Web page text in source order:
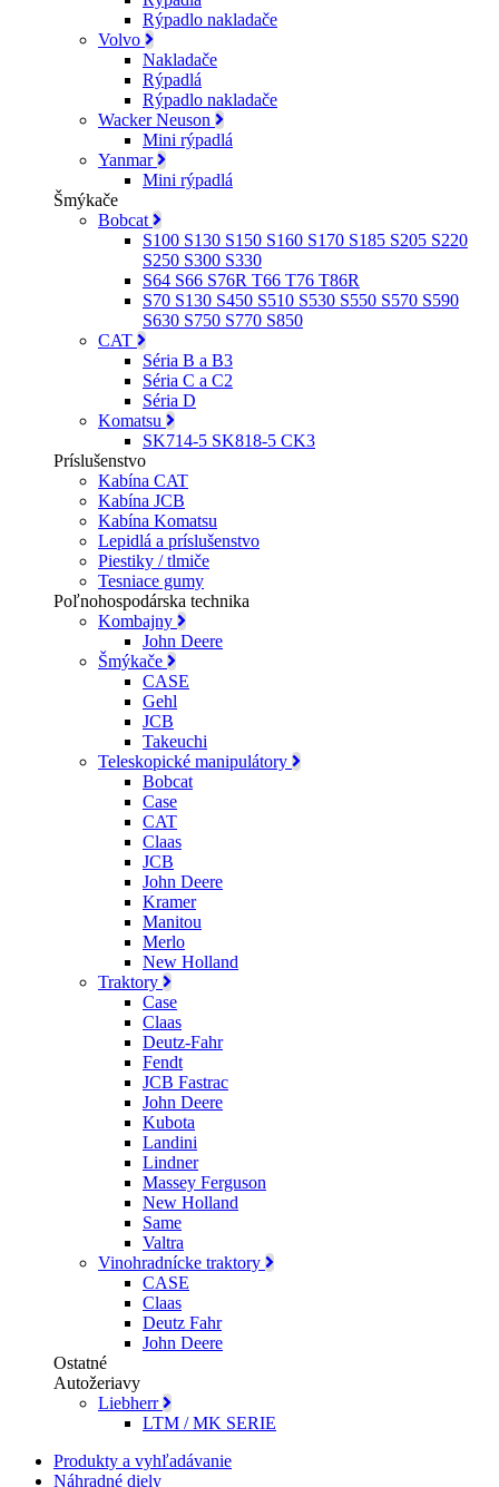
Rýpadlo nakladače
Volvo
Nakladače
Rýpadlá
Rýpadlo nakladače
Wacker Neuson
Mini rýpadlá
Yanmar
Mini rýpadlá
Šmýkače
Bobcat
S100 S130 S150 S160 S170 S185 S205 S220
S250 S300 S330
S64 S66 S76R T66 T76 T86R
S70 S130 S450 S510 S530 S550 S570 S590
S630 S750 S770 S850
CAT
Séria B a B3
Séria C a C2
Séria D
Komatsu
SK714-5 SK818-5 CK3
Príslušenstvo
Kabína CAT
Kabína JCB
Kabína Komatsu
Lepidlá a príslušenstvo
Piestiky / tlmiče
Tesniace gumy
Poľnohospodárska technika
Kombajny
John Deere
Šmýkače
CASE
Gehl
JCB
Takeuchi
Teleskopické manipulátory
Bobcat
Case
CAT
Claas
JCB
John Deere
Kramer
Manitou
Merlo
New Holland
Traktory
Case
Claas
Deutz-Fahr
Fendt
JCB Fastrac
John Deere
Kubota
Landini
Lindner
Massey Ferguson
New Holland
Same
Valtra
Vinohradnícke traktory
CASE
Claas
Deutz Fahr
John Deere
Ostatné
Autožeriavy
Liebherr
LTM / MK SERIE
Produkty a vyhľadávanie
Náhradné diely